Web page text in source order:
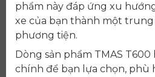
phẩm này đáp ứng xu
xe của bạn thành một
phương tiện.
Dòng sản phẩm TMAS
chính để bạn lựa chọn, phù